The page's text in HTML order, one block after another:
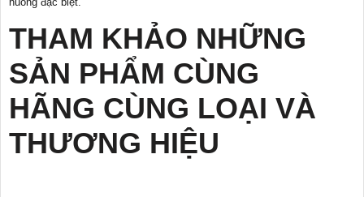
THAM KHẢO NHỮNG
SẢN PHẨM CÙNG
HÃNG CÙNG LOẠI VÀ
THƯƠNG HIỆU